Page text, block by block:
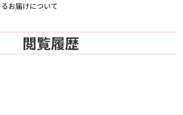
お届けについて
閲覧履歴